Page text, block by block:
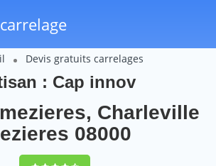
Devis gratuits carrelages
: Cap innov
Charleville
08000